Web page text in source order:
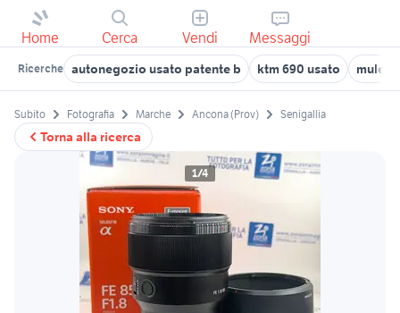
Home Cerca Vendi Messaggi
Ricerche autonegozio usato patente b ktm 690 usato
Torna alla ricerca
Subito Fotografia Marche Ancona (Prov) Senigallia
1/4